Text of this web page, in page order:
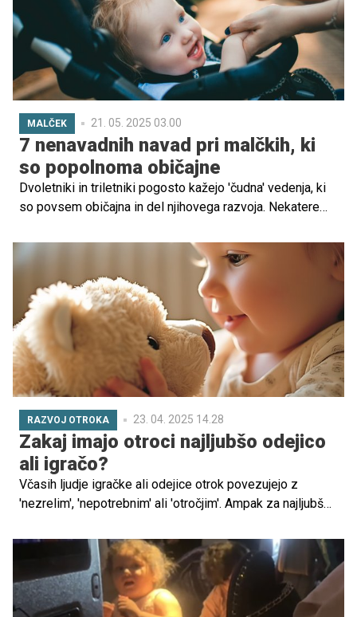
MALČEK 21. 05. 2025 03.00
7 nenavadnih navad pri malčkih, ki
so popolnoma običajne
Dvoletniki in triletniki pogosto kažejo 'čudna' vedenja, ki
so povsem običajna in del njihovega razvoja. Nekatere
teh vedenj z odraščanjem mine. V tem članku bomo
raziskali sedem čudnih vedenj, ki jih otroci pogosto
izvajajo, in podali nasvete, kako se z njimi spoprijeti.
RAZVOJ OTROKA 23. 04. 2025 14.28
Zakaj imajo otroci najljubšo odejico
ali igračo?
Včasih ljudje igračke ali odejice otrok povezujejo z
'nezrelim', 'nepotrebnim' ali 'otročjim'. Ampak za najljubšo
številne pomene. Vsekakor pa so dobre za otrokov